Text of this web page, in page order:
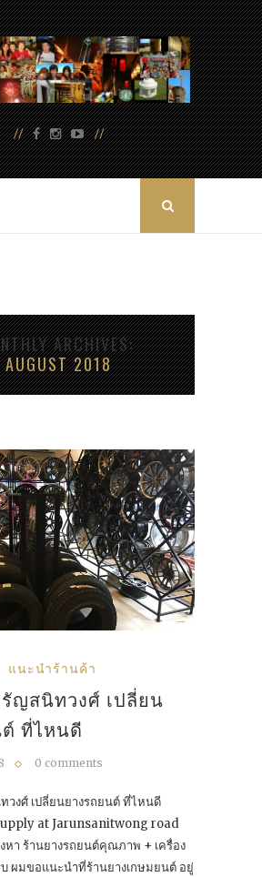
ARCHIVES
AUGUST 2018
แนะนำร้านค้า
ญสนิทวงศ์ เปลี่ยน
ที่ไหนดี
0 comments
วงศ์ เปลี่ยนยางรถยนต์ ที่ไหนดี
at Jarunsanitwong road
หา ร้านยางรถยนต์คุณภาพ + เครื่อง
ผมขอแนะนำที่ร้านยางเกษมยนต์ อยู่